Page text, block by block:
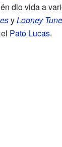
dio vida a
yLooney
Pato Lucas.